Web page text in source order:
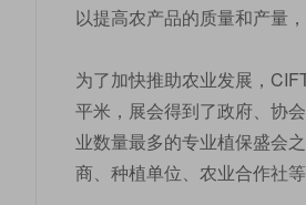
以提高农产品的质量和产量
为了加快推助农业发展，
平米，展会得到了政府、协
业数量最多的专业植保盛会
商、种植单位、农业合作社